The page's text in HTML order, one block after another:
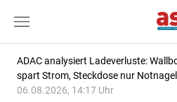
ADAC analysiert Ladeverluste:
spart Strom, Steckdose nur Notnagel
06.08.2026, 14:17 Uhr